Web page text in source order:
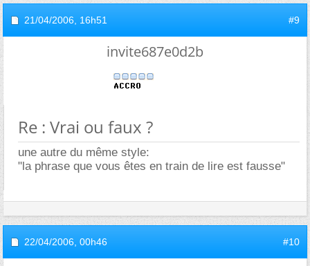
21/04/2006, 16h51 #9
invite687e0d2b
Re : Vrai ou faux ?
une autre du même style:
"la phrase que vous êtes en train de lire est fausse"
22/04/2006, 00h46 #10